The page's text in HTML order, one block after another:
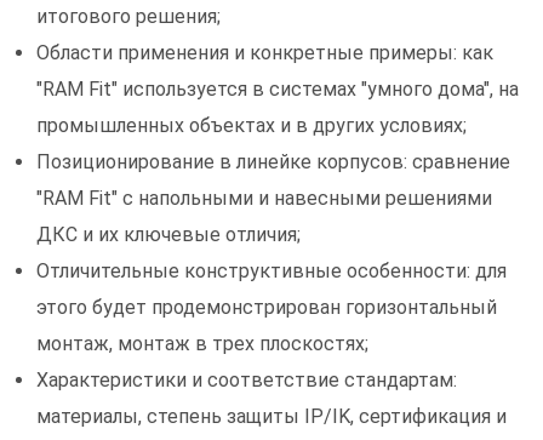
итогового решения;
Области применения и конкретные примеры: как
"RAM Fit" используется в системах "умного дома", на
промышленных объектах и в других условиях;
Позиционирование в линейке корпусов: сравнение
"RAM Fit" с напольными и навесными решениями
ДКС и их ключевые отличия;
Отличительные конструктивные особенности: для
этого будет продемонстрирован горизонтальный
монтаж, монтаж в трех плоскостях;
Характеристики и соответствие стандартам:
материалы, степень защиты IP/IK, сертификация и